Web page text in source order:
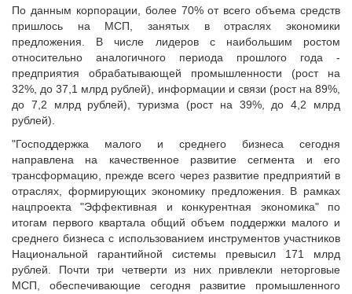
Вопрос-ответ
ОКМО
Информационный бюллетень МСУ
НАСЕЛЕНИЕ И МСУ
ТОС
Лучшие практики ТОС
Комитеты Совета
Правление Совета
Обработка персональных данных
Партнеры Совета
Полезные ссылки
Инвестиционные порталы муниципальных образований
Контактная информация
НОВОСТИ
СМИ о нас
МЕТОДИЧЕСКИЙ РАЗДЕЛ
Опыт регионов
Методические материалы
Опыт муниципалитетов
По данным корпорации, более 70% от всего объема средств
пришлось на МСП, занятых в отраслях экономики
предложения. В числе лидеров с наибольшим ростом
относительно аналогичного периода прошлого года -
предприятия обрабатывающей промышленности (рост на
32%, до 37,1 млрд рублей), информации и связи (рост на 89%,
до 7,2 млрд рублей), туризма (рост на 39%, до 4,2 млрд
рублей).
"Господдержка малого и среднего бизнеса сегодня
направлена на качественное развитие сегмента и его
трансформацию, прежде всего через развитие предприятий в
отраслях, формирующих экономику предложения. В рамках
нацпроекта "Эффективная и конкурентная экономика" по
итогам первого квартала общий объем поддержки малого и
среднего бизнеса с использованием инструментов участников
Национальной гарантийной системы превысил 171 млрд
рублей. Почти три четверти из них привлекли неторговые
МСП, обеспечивающие сегодня развитие промышленного